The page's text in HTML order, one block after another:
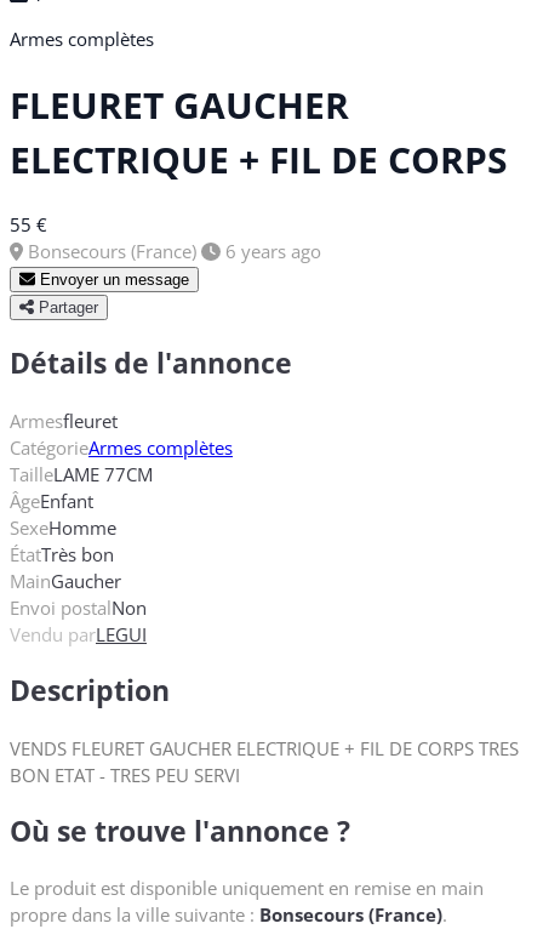
Armes complètes
FLEURET GAUCHER
ELECTRIQUE + FIL DE CORPS
55 €
Bonsecours (France)
6 years ago
Envoyer un message
Partager
Détails de l'annonce
Armesfleuret
CatégorieArmes complètes
TailleLAME 77CM
ÂgeEnfant
SexeHomme
ÉtatTrès bon
MainGaucher
Envoi postalNon
Vendu parLEGUI
Description
VENDS FLEURET GAUCHER ELECTRIQUE + FIL DE CORPS TRES
BON ETAT - TRES PEU SERVI
Où se trouve l'annonce ?
Le produit est disponible uniquement en remise en main
propre dans la ville suivante : Bonsecours (France).